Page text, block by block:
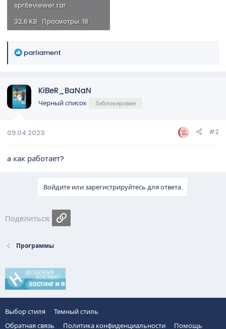
spriteviewer.rar
32,6 KB · Просмотры: 18
Р
ц
и
parliament
KiBeR_BaNaN
Черный список Заблокирован
09.04.2023 #2
а как работает?
Войдите или зарегистрируйтесь для ответа.
Поделиться:
Программы
Выбор стиля
Темный стиль
Обратная связь
Политика конфиденциальности Помощь